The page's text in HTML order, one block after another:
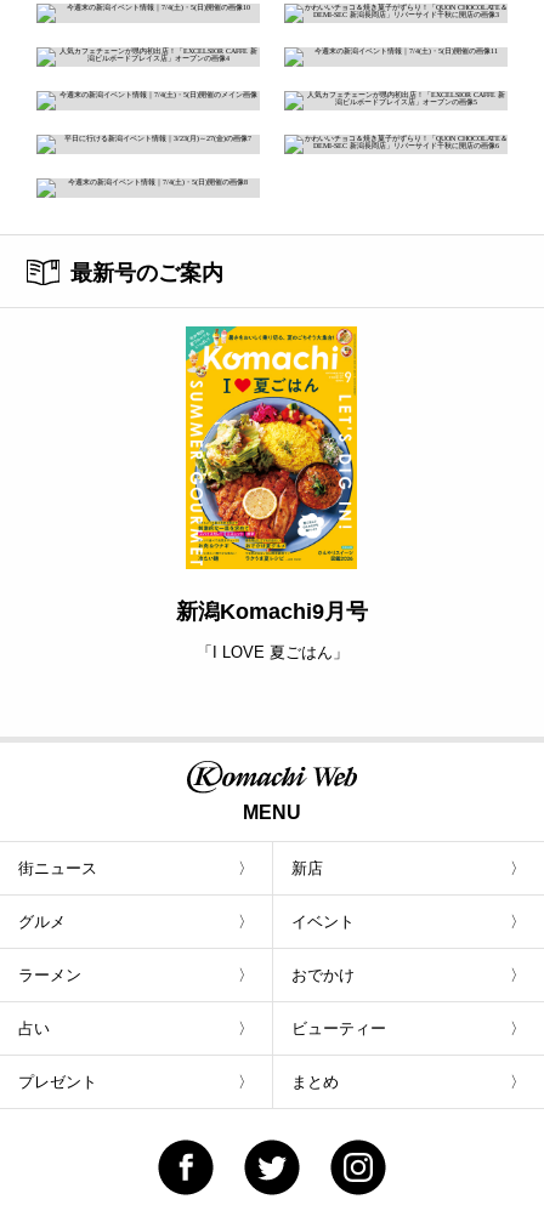
最新号のご案内
新潟Komachi9月号
「I LOVE 夏ごはん」
MENU
街ニュース 新店
グルメ イベント
ラーメン おでかけ
占い ビューティー
プレゼント まとめ